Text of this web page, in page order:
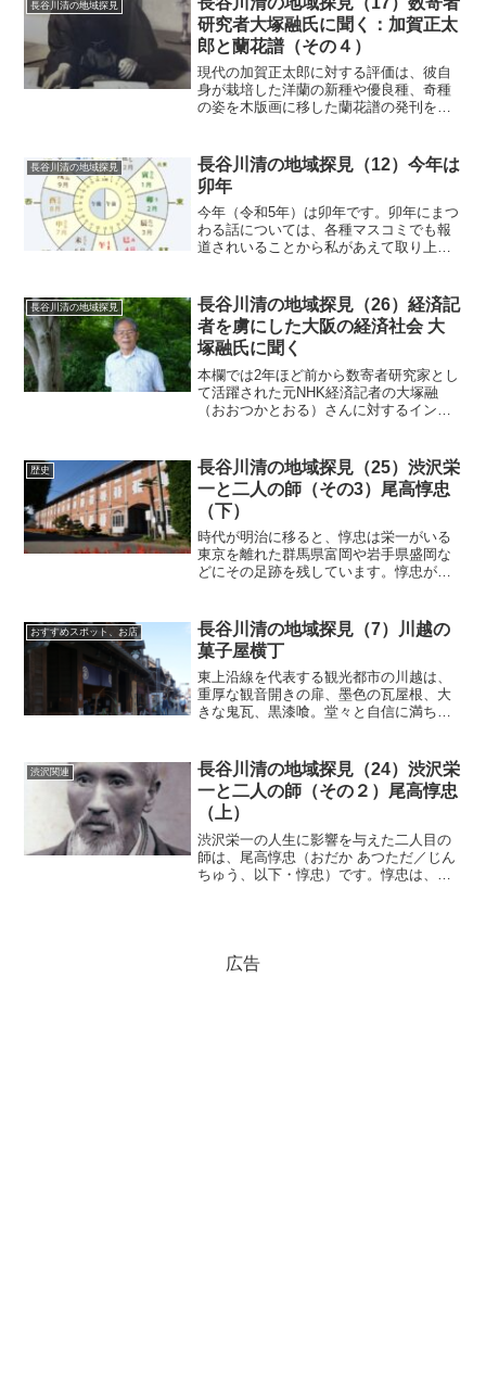
長谷川清の地域探見
研究者大塚融氏に聞く：加賀正太
郎と蘭花譜（その４）
現代の加賀正太郎に対する評価は、彼自
身が栽培した洋蘭の新種や優良種、奇種
の姿を木版画に移した蘭花譜の発刊を抜
敢えて発刊されました。それから60年近
くたった2003（平成1...
長谷川清の地域探見
長谷川清の地域探見（12）今年は
卯年
今年（令和5年）は卯年です。卯年にまつ
わる話については、各種マスコミでも報
道されいることから私があえて取り上げ
たくなりました。今回はその調査報告で
す。 卯年とはまずは卯...
長谷川清の地域探見
長谷川清の地域探見（26）経済記
者を虜にした大阪の経済社会 大
塚融氏に聞く
本欄では2年ほど前から数寄者研究家とし
て活躍された元NHK経済記者の大塚融
（おおつかとおる）さんに対するインタ
した。大塚さんが大阪で取り組んだ取材
活動は、大阪の社会風...
歴史
長谷川清の地域探見（25）渋沢栄
一と二人の師（その3）尾高惇忠
（下）
時代が明治に移ると、惇忠は栄一がいる
東京を離れた群馬県富岡や岩手県盛岡な
どにその足跡を残しています。惇忠が地
惇忠の後半人生は、今でもいぶし銀の輝
き放っています。民部省に...
おすすめスポット、お店
長谷川清の地域探見（7）川越の
菓子屋横丁
東上沿線を代表する観光都市の川越は、
重厚な観音開きの扉、墨色の瓦屋根、大
きな鬼瓦、黒漆喰。堂々と自信に満ちた
歴史を感じさせる蔵造の街並みだけでな
く、地域の文化が生み出し...
渋沢関連
長谷川清の地域探見（24）渋沢栄
一と二人の師（その２）尾高惇忠
（上）
渋沢栄一の人生に影響を与えた二人目の
師は、尾高惇忠（おだか あつただ／じん
ちゅう、以下・惇忠）です。惇忠は、文
広告